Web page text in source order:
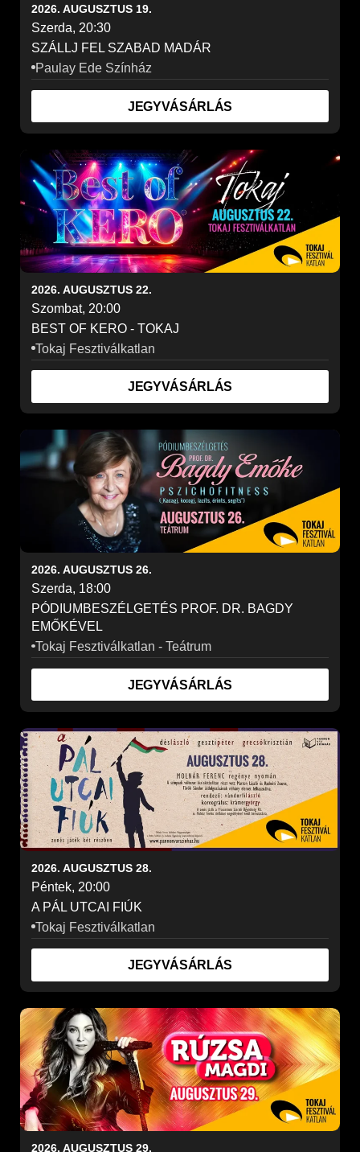
SZÁLLJ FEL SZABAD MADÁR
Paulay Ede Színház
2026. AUGUSZTUS 19.
Szerda, 20:30
JEGYVÁSÁRLÁS
BEST OF KERO - TOKAJ
Tokaj Fesztiválkatlan
2026. AUGUSZTUS 22.
Szombat, 20:00
JEGYVÁSÁRLÁS
PÓDIUMBESZÉLGETÉS PROF. DR. BAGDY
EMŐKÉVEL
Tokaj Fesztiválkatlan - Teátrum
2026. AUGUSZTUS 26.
Szerda, 18:00
JEGYVÁSÁRLÁS
A PÁL UTCAI FIÚK
Tokaj Fesztiválkatlan
2026. AUGUSZTUS 28.
Péntek, 20:00
JEGYVÁSÁRLÁS
2026. AUGUSZTUS 29.